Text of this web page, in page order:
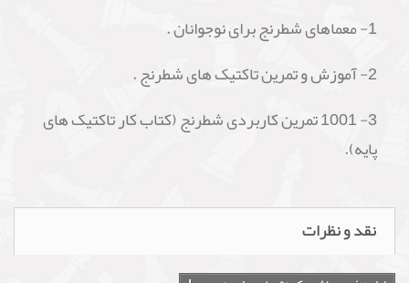
1- معماهای شطرنج برای نوجوانان .
2- آموزش و تمرین تاکتیک های شطرنج .
3- 1001 تمرین کاربردی شطرنج (کتاب کار تاکتیک های
پایه).
نقد و نظرات